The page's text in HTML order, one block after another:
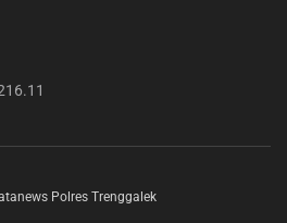
Polres Trenggalek